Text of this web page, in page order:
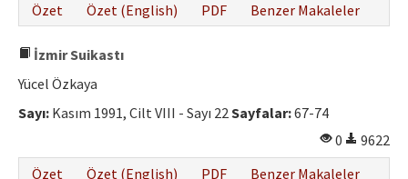
Özet
Özet (English) PDF Benzer Makaleler
İzmir Suikastı
Yücel Özkaya
Sayı: Kasım 1991, Cilt VIII - Sayı 22Sayfalar:67-74
0
9622
Özet
Özet (English) PDF Benzer Makaleler